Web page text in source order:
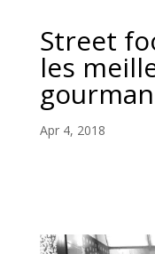
Street
les
Apr 4, 2018